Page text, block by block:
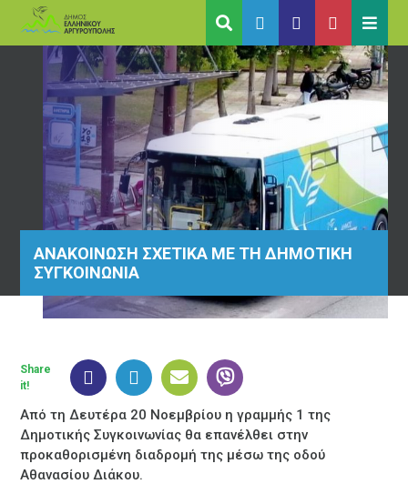
ΑΝΑΚΟΙΝΩΣΗ ΣΧΕΤΙΚΑ ΜΕ ΤΗ ΔΗΜΟΤΙΚΗ
ΣΥΓΚΟΙΝΩΝΙΑ
Από τη Δευτέρα 20 Νοεμβρίου η γραμμής 1 της
Δημοτικής Συγκοινωνίας θα επανέλθει στην
προκαθορισμένη διαδρομή της μέσω της οδού
Αθανασίου Διάκου.
Share
it!